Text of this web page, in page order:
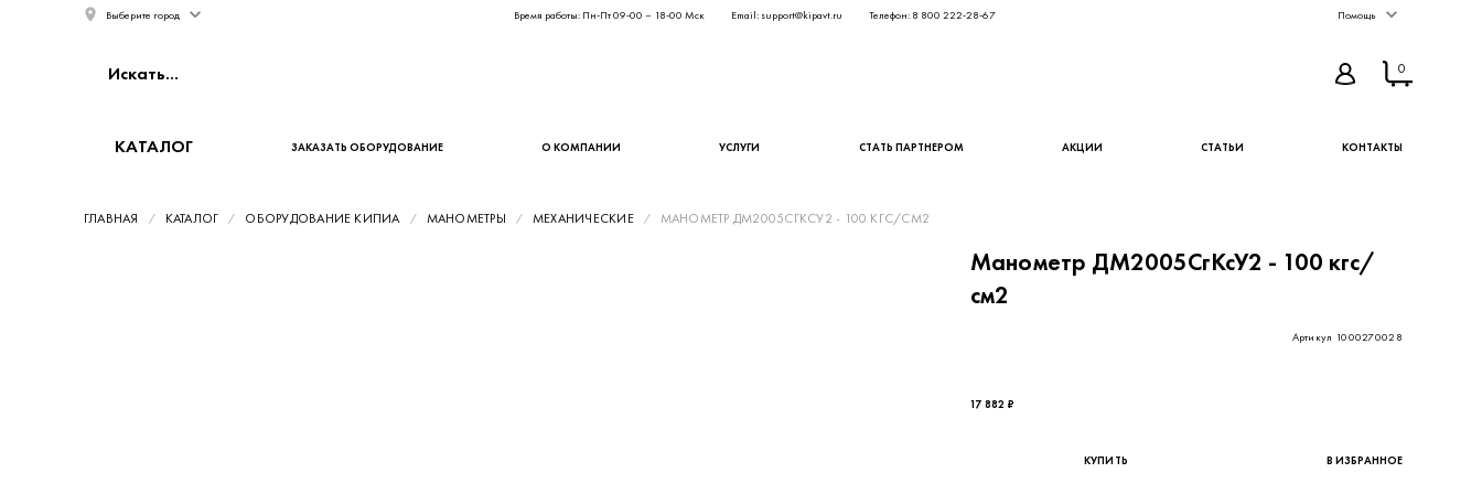
Выберите город Время работы: Пн-Пт 09-00 – 18-00 Мск Email: support@kipavt.ru Телефон: 8 800 222-28-67 Помощь
0
КАТАЛОГ ЗАКАЗАТЬ ОБОРУДОВАНИЕ О КОМПАНИИ УСЛУГИ СТАТЬ ПАРТНЕРОМ АКЦИИ СТАТЬИ КОНТАКТЫ
ГЛАВНАЯ КАТАЛОГ ОБОРУДОВАНИЕ КИПИА МАНОМЕТРЫ МЕХАНИЧЕСКИЕ МАНОМЕТР ДМ2005СГКСУ2 - 100 КГС/СМ2
Манометр ДМ2005СгКсУ2 - 100 кгс/
см2
Артикул 1000270028
14 657,38 ₽ - цена без НДС